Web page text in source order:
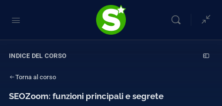
INDICE DEL CORSO
Torna al corso
SEOZoom: funzioni principali e segrete